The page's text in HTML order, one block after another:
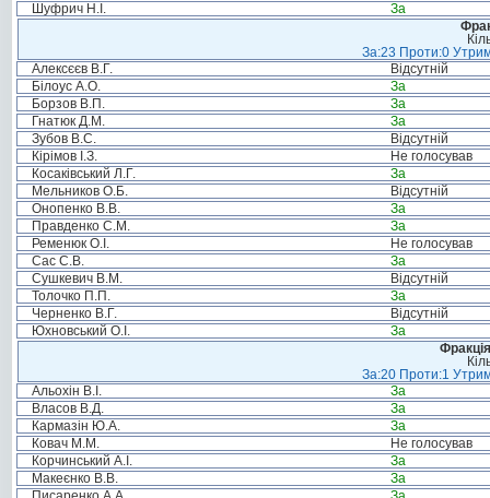
Шуфрич Н.І.
За
За:23 Проти:0
Алексєєв В.Г.
Відсутній
Білоус А.О.
За
Борзов В.П.
За
Гнатюк Д.М.
За
Зубов В.С.
Відсутній
Кірімов І.З.
Не голосував
Косаківський Л.Г.
За
Мельников О.Б.
Відсутній
Онопенко В.В.
За
Правденко С.М.
За
Ременюк О.І.
Не голосував
Сас С.В.
За
Сушкевич В.М.
Відсутній
Толочко П.П.
За
Черненко В.Г.
Відсутній
Юхновський О.І.
За
За:20 Проти:1
Альохін В.І.
За
Власов В.Д.
За
Кармазін Ю.А.
За
Ковач М.М.
Не голосував
Корчинський А.І.
За
Макеєнко В.В.
За